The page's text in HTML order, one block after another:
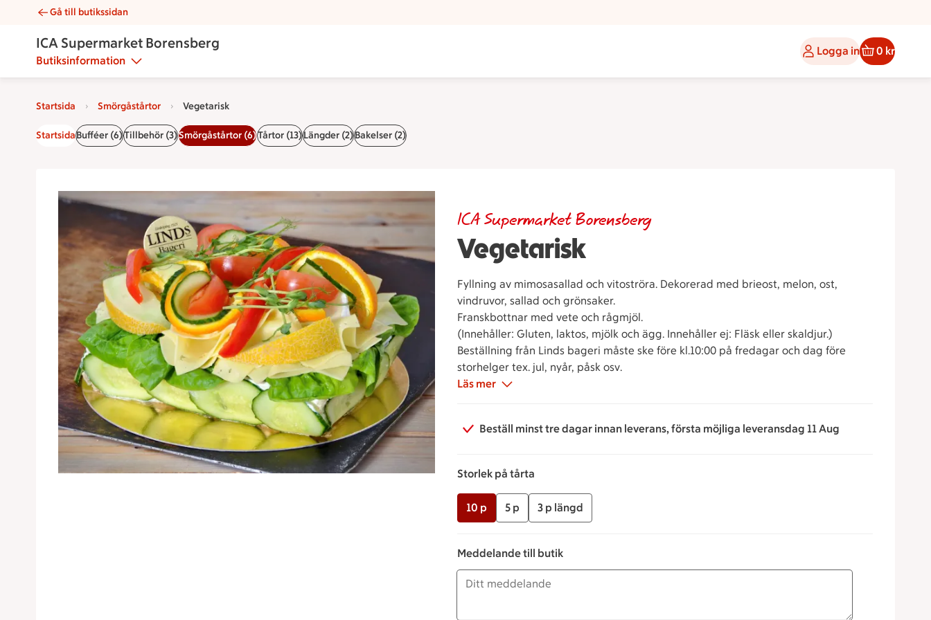
Vegetarisk | Catering ICA Supermarket Borensberg
Gå till butikssidan
ICA Supermarket Borensberg
Butiksinformation
Logga in 0 kr
Startsida Smörgåstårtor Vegetarisk
StartsidaBufféer (6)Tillbehör (3)Smörgåstårtor (6)Tårtor (13)Längder (2)Bakelser (2)
Vegetarisk
ICA Supermarket Borensberg
Fyllning av mimosasallad och vitoströra. Dekorerad med brieost, melon, ost,
vindruvor, sallad och grönsaker.
Franskbottnar med vete och rågmjöl.
(Innehåller: Gluten, laktos, mjölk och ägg. Innehåller ej: Fläsk eller skaldjur.)
Beställning från Linds bageri måste ske före kl.10:00 på fredagar och dag före
storhelger tex. jul, nyår, påsk osv.
Läs mer
Beställ minst tre dagar innan leverans, första möjliga leveransdag 11 Aug
Storlek på tårta
10 p 5 p 3 p längd
Meddelande till butik